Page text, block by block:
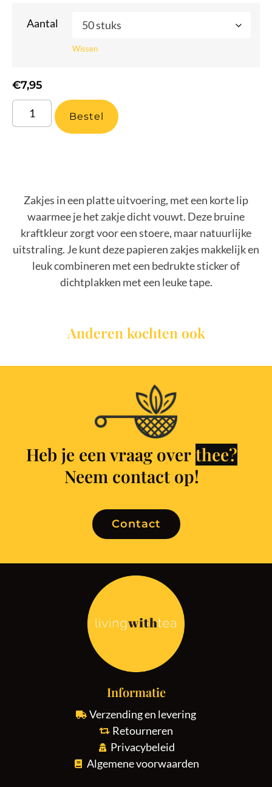
Aantal
Wissen
€7,95
Bestel
Zakjes in een platte uitvoering, met een korte lip
waarmee je het zakje dicht vouwt. Deze bruine
kraftkleur zorgt voor een stoere, maar natuurlijke
uitstraling. Je kunt deze papieren zakjes makkelijk en
leuk combineren met een bedrukte sticker of
dichtplakken met een leuke tape.
Anderen kochten ook
Heb je een vraag over thee?
Neem contact op!
Contact
Informatie
Verzending en levering
Retourneren
Privacybeleid
Algemene voorwaarden